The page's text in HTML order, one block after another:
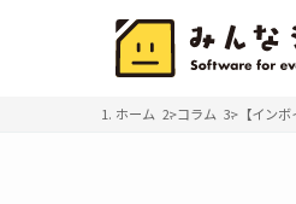
ホーム コラム 【イン